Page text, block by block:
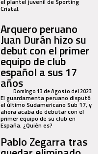
Cristal.
Arquero peruano
Juan Durán hizo su
debut con el primer
equipo de club
español a sus 17
añosDomingo 13 de Agosto del 2023
El guardamenta peruano disputó
el último Sudamericano Sub 17, y
ahora acaba de debutar con el
primer equipo de su club en
España. ¿Quién es?
Pablo Zegarra tras